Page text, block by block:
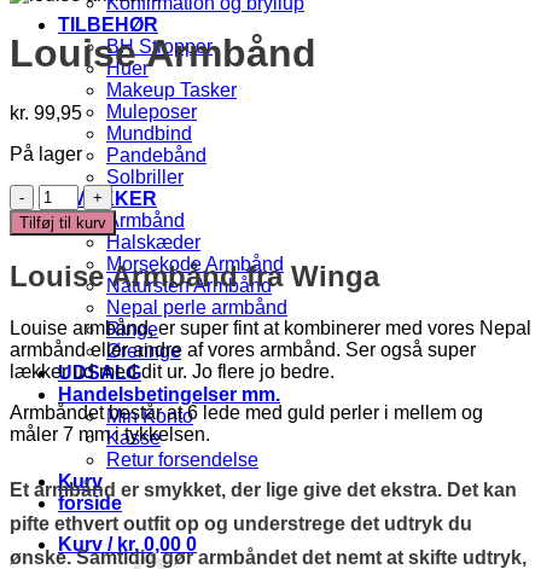
TILBEHØR
BH Stropper
Huer
Makeup Tasker
Muleposer
Mundbind
Pandebånd
Solbriller
SMYKKER
Armbånd
Halskæder
Morsekode Armbånd
Natursten Armbånd
Nepal perle armbånd
Ringe
Øreringe
UDSALG
Handelsbetingelser mm.
Min Konto
Kasse
Retur forsendelse
Kurv
forside
Kurv / kr. 0,00 0
Louise Armbånd
kr. 99,95
På lager
Louise
Armbånd
antal
Tilføj til kurv
Louise Armbånd fra Winga
Louise armbånd, er super fint at kombinerer med vores Nepal
armbånd eller andre af vores armbånd. Ser også super
lækker ud med dit ur. Jo flere jo bedre.
Armbåndet består at 6 lede med guld perler i mellem og
måler 7 mm i tykkelsen.
Et armbånd er smykket, der lige give det ekstra. Det kan
pifte ethvert outfit op og understrege det udtryk du
ønske. Samtidig gør armbåndet det nemt at skifte udtryk,